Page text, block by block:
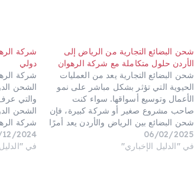
شحن البضائع التجارية من الرياض إلى
الأردن حلول متكاملة مع شركة الرهوان
شحن البضائع التجارية يعد من العمليات
الحيوية التي تؤثر بشكل مباشر على نمو
الأعمال وتوسيع أسواقها. سواء كنت
صاحب مشروع صغير أو شركة كبيرة، فإن
شحن البضائع بين الرياض والأردن يعد أمرًا
بالغ الأهمية لتلبية احتياجات العملاء وتحقيق
الأرباح. البضائع التجارية تحتاج إلى خدمات
06/02/2025
في "الدليل الإخباري"
شركة
دولي
شركة
الشحن
والتي
الشحن
شركة
تسهيل
الترابط
2024
في